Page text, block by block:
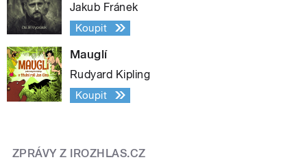
Jakub Fránek
Koupit
Mauglí
Rudyard Kipling
Koupit
ZPRÁVY Z IROZHLAS.CZ